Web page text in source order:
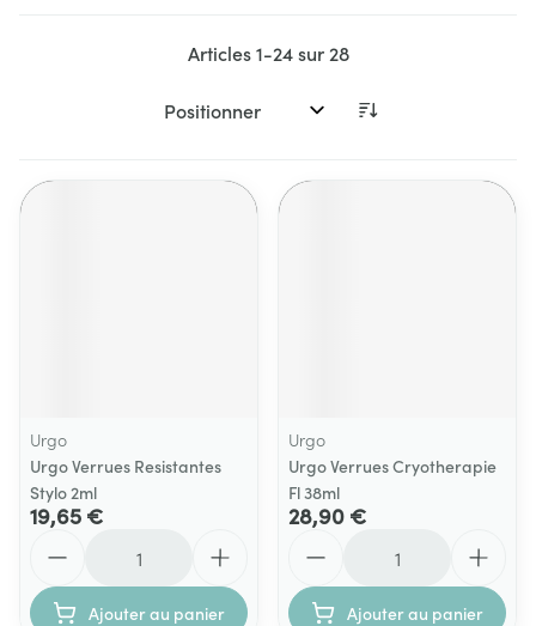
Articles1-24sur 28
Trier par:
Urgo
Urgo Verrues Resistantes
Stylo 2ml
19,65 €
Ajouter au panier
Urgo
Urgo Verrues Cryotherapie
Fl 38ml
28,90 €
Ajouter au panier